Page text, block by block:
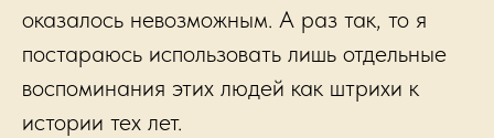
оказалось невозможным. А раз так, то я
постараюсь использовать лишь отдельные
воспоминания этих людей как штрихи к
истории тех лет.